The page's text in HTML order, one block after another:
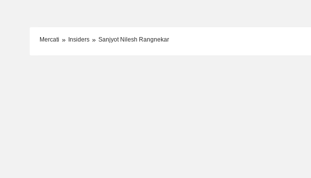
Mercati Insiders Sanjyot Nilesh Rangnekar